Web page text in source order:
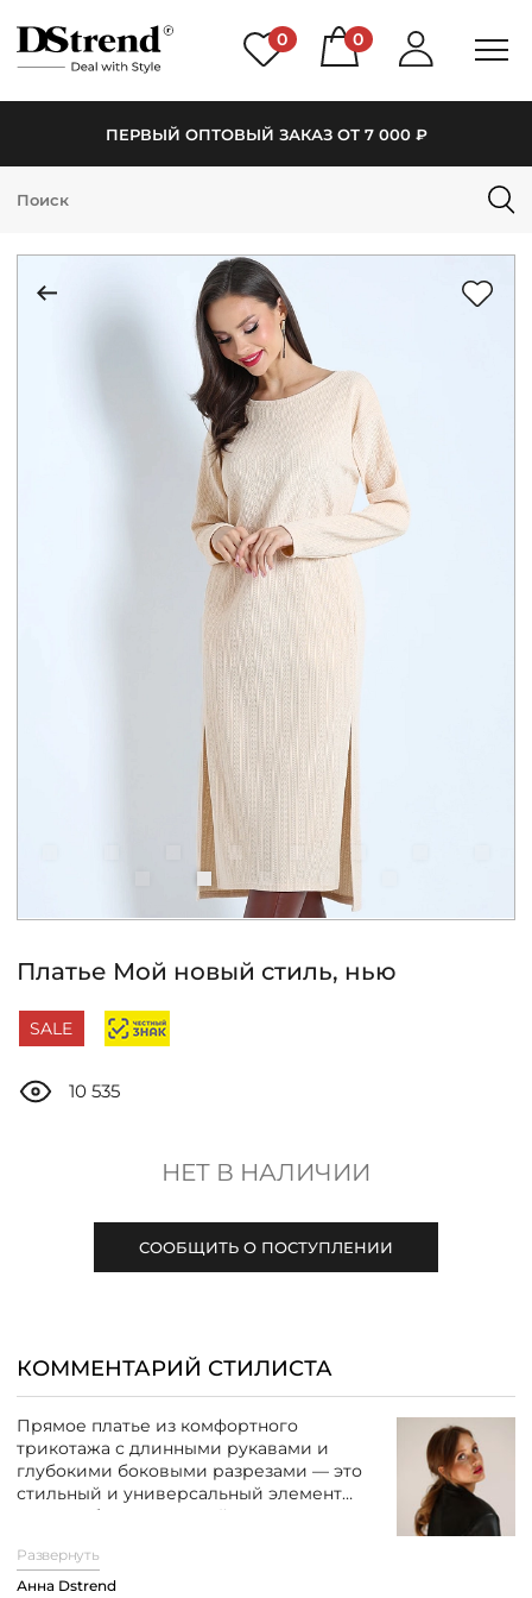
0 0
ПЕРВЫЙ ОПТОВЫЙ ЗАКАЗ ОТ 7 000 ₽
КАТАЛОГ
НОВИНКИ
РАСПРОДАЖА
ЧАСТО ЗАДАВАЕМЫЕ ВОПРОСЫ
MANAGER@DSTREND.RU
Платье Мой новый стиль, нью
SALE
10 535
НЕТ В НАЛИЧИИ
СООБЩИТЬ О ПОСТУПЛЕНИИ
КОММЕНТАРИЙ СТИЛИСТА
Прямое платье из комфортного
трикотажа с длинными рукавами и
глубокими боковыми разрезами — это
стильный и универсальный элемент
гардероба, подходящий для создания
трикотаж обеспечивает комфорт в
носке, а разрезы по бокам добавляют
Развернуть
Анна Dstrend